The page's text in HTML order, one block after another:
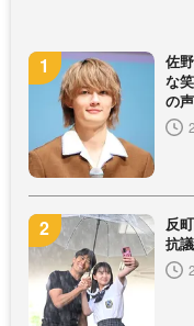
佐
な
の
反
抗